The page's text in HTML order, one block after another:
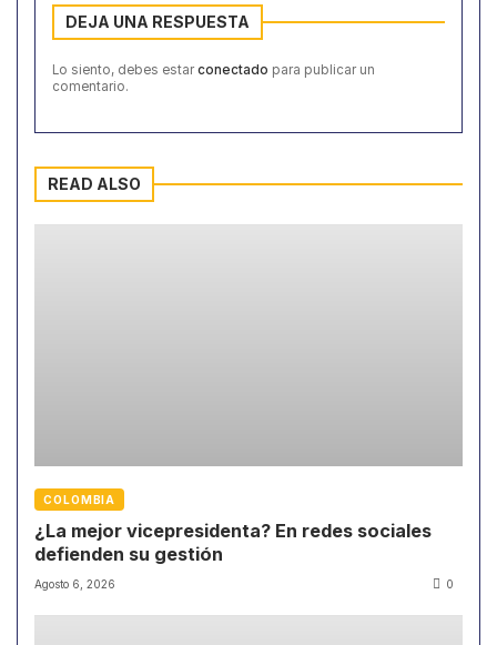
DEJA UNA RESPUESTA
Lo siento, debes estar conectado para publicar un
comentario.
READ ALSO
COLOMBIA
¿La mejor vicepresidenta? En redes sociales
defienden su gestión
Agosto 6, 2026 0